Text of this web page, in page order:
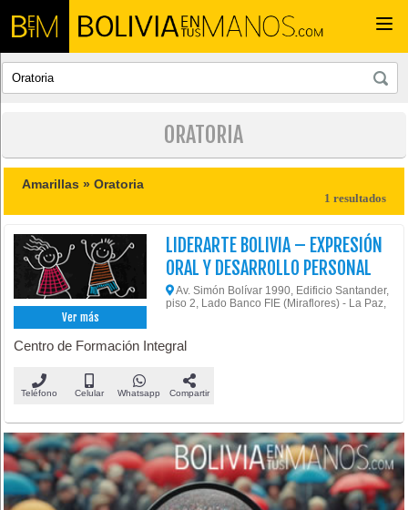
ORATORIA
Amarillas »Oratoria
1 resultados
Ver más
LIDERARTE BOLIVIA – EXPRESIÓN
ORAL Y DESARROLLO PERSONAL
Av. Simón Bolívar 1990, Edificio Santander,
piso 2, Lado Banco FIE (Miraflores) - La Paz,
Centro de Formación Integral
Teléfono Celular Whatsapp Compartir